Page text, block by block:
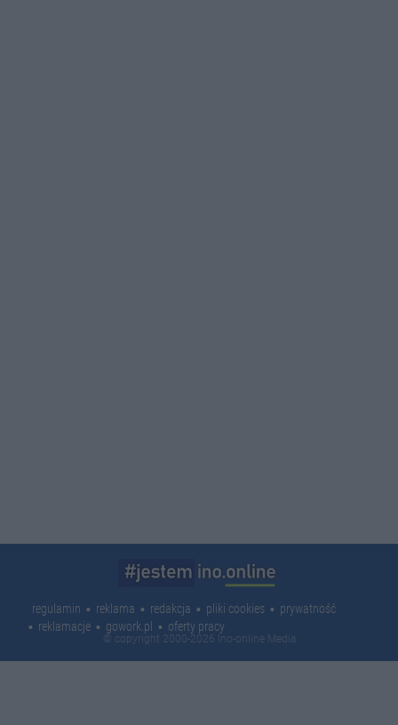
regulamin reklama redakcja pliki cookies
prywatność
reklamacje
gowork.pl oferty pracy
© copyright 2000-2026 Ino-online Media